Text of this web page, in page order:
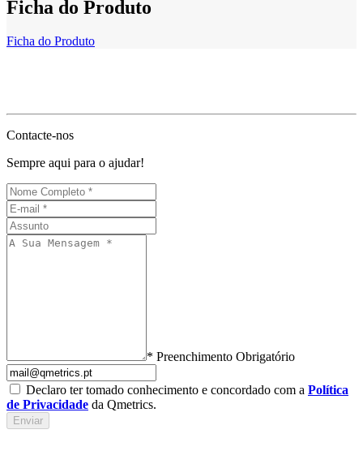
Ficha do Produto
Ficha do Produto
Contacte-nos
Sempre aqui para o ajudar!
* Preenchimento Obrigatório
Declaro ter tomado conhecimento e concordado com a Política
de Privacidade da Qmetrics.
Enviar